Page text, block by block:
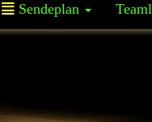
Sendeplan